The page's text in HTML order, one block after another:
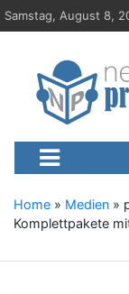
S
k
Samstag, August 8,
Neue-
Presseportal,
Home » Medien »
Komplettpakete